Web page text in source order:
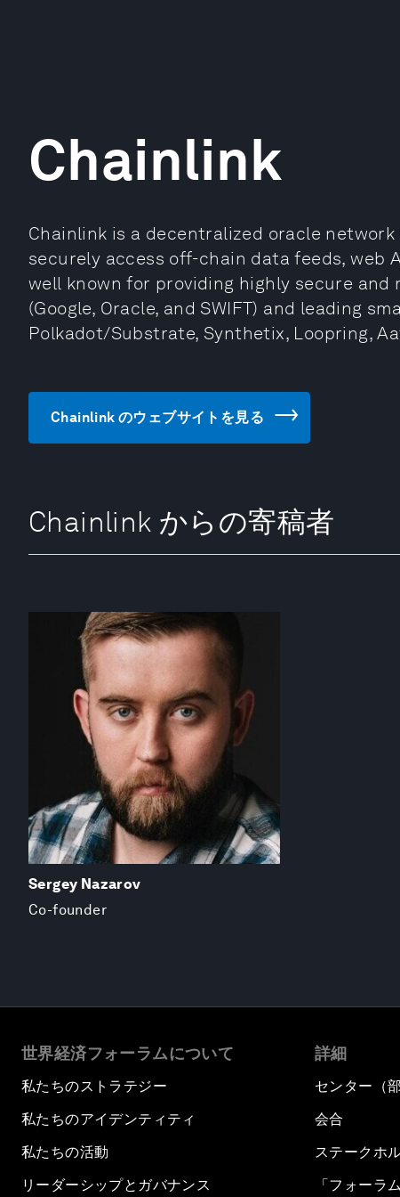
Chainlink
Chainlink is a decentralized oracle
securely access off-chain data feeds, web
well known for providing highly secure
(Google, Oracle, and SWIFT) and leading
Polkadot/Substrate, Synthetix, Loopring,
Chainlink のウェブサイトを見る
Chainlink からの寄稿者
Sergey Nazarov
Co-founder
世界経済フォーラムについて
私たちのストラテジー
私たちのアイデンティティ
私たちの活動
リーダーシップとガバナンス
詳細
センター（部
会合
ステークホ
「フォーラ